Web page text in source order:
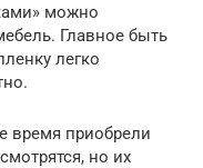
можно
Главное быть
легко
время приобрели
но их